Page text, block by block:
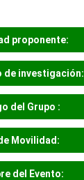
proponente:
de investigación:
del Grupo :
Movilidad:
del Evento: